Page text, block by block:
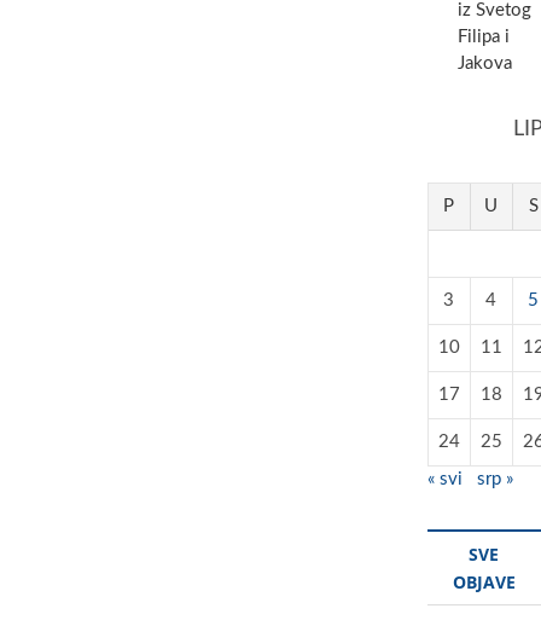
iz Svetog
Filipa i
Jakova
P U S
3 4 5
10 11
17 18
24 25
« svi srp »
SVE
OBJAVE